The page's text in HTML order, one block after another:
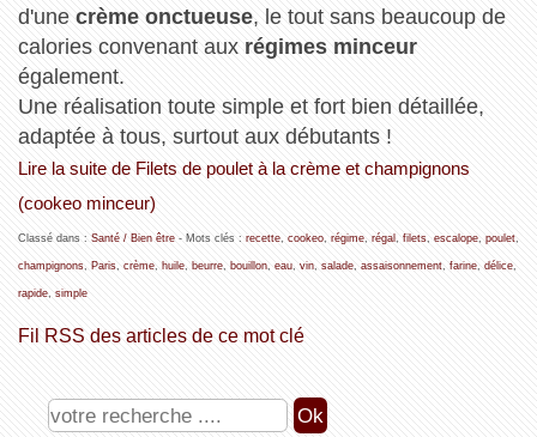
d'une crème onctueuse, le tout sans beaucoup de
calories convenant aux régimes minceur
également.
Une réalisation toute simple et fort bien détaillée,
adaptée à tous, surtout aux débutants !
Lire la suite de Filets de poulet à la crème et champignons
(cookeo minceur)
Classé dans : Santé / Bien être- Mots clés : recette, cookeo, régime, régal filets, escalope, poulet,
champignons, Paris, crème, huile, beurre, bouillon, eau, vin, salade, assaisonnement, farine, délice,
rapide, simple
Fil RSS des articles de ce mot clé